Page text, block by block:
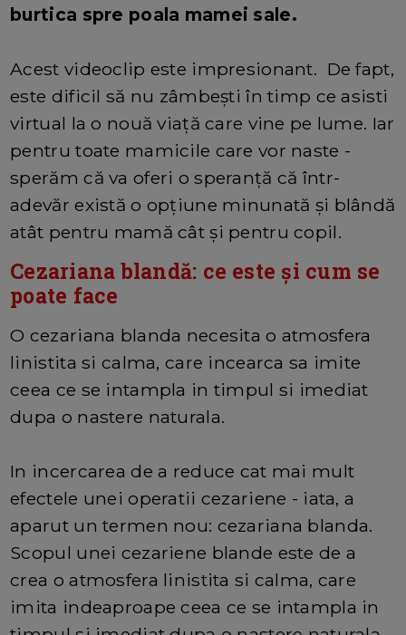
burtica spre poala mamei sale.
Acest videoclip este impresionant. De fapt,
este dificil să nu zâmbești în timp ce asisti
virtual la o nouă viață care vine pe lume. Iar
pentru toate mamicile care vor naste -
sperăm că va oferi o speranță că într-
adevăr există o opțiune minunată și blândă
atât pentru mamă cât și pentru copil.
Cezariana blandă: ce este și cum se
poate face
O cezariana blanda necesita o atmosfera
linistita si calma, care incearca sa imite
ceea ce se intampla in timpul si imediat
dupa o nastere naturala.
In incercarea de a reduce cat mai mult
efectele unei operatii cezariene - iata, a
aparut un termen nou: cezariana blanda.
Scopul unei cezariene blande este de a
crea o atmosfera linistita si calma, care
imita indeaproape ceea ce se intampla in